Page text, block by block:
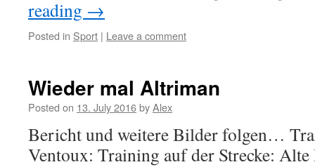
reading →
Posted in Sport | Leave a comment
Wieder mal Altriman
Posted on 13. July 2016byAlex
Bericht und weitere Bilder folgen…
Ventoux: Training auf der Strecke: Alte